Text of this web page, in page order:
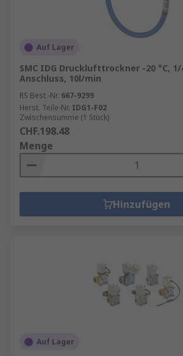
Auf Lager
SMC IDG Drucklufttrockner -20 °C, 1/
Anschluss, 10l/min
RS Best.-Nr. 667-9299
Herst. Teile-Nr. IDG1-F02
Zwischensumme (1 Stück)
CHF.198.48
Menge
Hinzufügen
Auf Lager